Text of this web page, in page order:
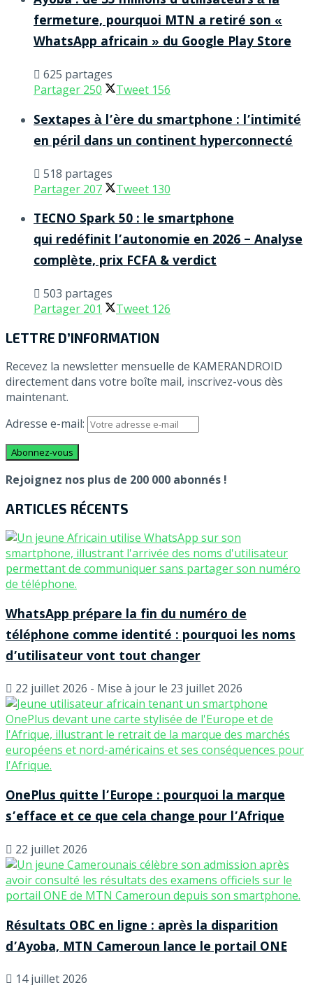
fermeture, pourquoi MTN a retiré son «
WhatsApp africain » du Google Play Store
625 partages
Partager 250 Tweet 156
Sextapes à l’ère du smartphone : l’intimité
en péril dans un continent hyperconnecté
518 partages
Partager 207 Tweet 130
TECNO Spark 50 : le smartphone
qui redéfinit l’autonomie en 2026 – Analyse
complète, prix FCFA & verdict
503 partages
Partager 201 Tweet 126
LETTRE D’INFORMATION
Recevez la newsletter mensuelle de KAMERANDROID
directement dans votre boîte mail, inscrivez-vous dès
maintenant.
Adresse e-mail:
Rejoignez nos plus de 200 000 abonnés !
ARTICLES RÉCENTS
WhatsApp prépare la fin du numéro de
téléphone comme identité : pourquoi les noms
d’utilisateur vont tout changer
22 juillet 2026 - Mise à jour le 23 juillet 2026
OnePlus quitte l’Europe : pourquoi la marque
s’efface et ce que cela change pour l’Afrique
22 juillet 2026
Résultats OBC en ligne : après la disparition
d’Ayoba, MTN Cameroun lance le portail ONE
14 juillet 2026